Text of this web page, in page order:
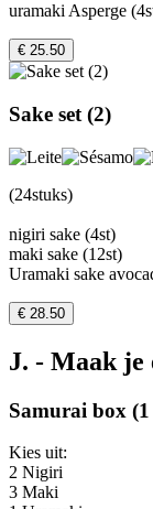
uramaki Asperge
€ 25.50
Sake set (2)
(24stuks)
nigiri sake (4st)
maki sake (12st)
Uramaki sake
€ 28.50
J. - Maak je
Samurai box
Kies uit:
2 Nigiri
3 Maki